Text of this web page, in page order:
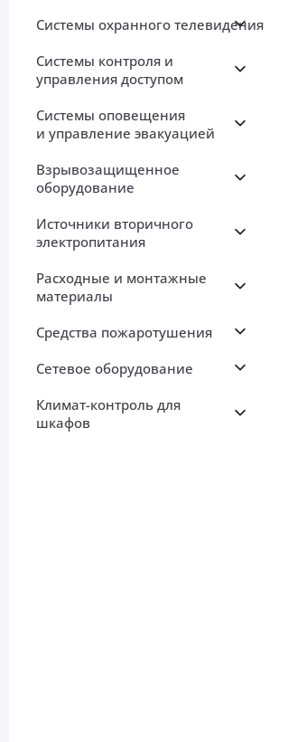
Системы охранного телевидения
Системы контроля и
управления доступом
Системы оповещения
и управление эвакуацией
Взрывозащищенное
оборудование
Источники вторичного
электропитания
Расходные и монтажные
материалы
Средства пожаротушения
Сетевое оборудование
Климат-контроль для
шкафов